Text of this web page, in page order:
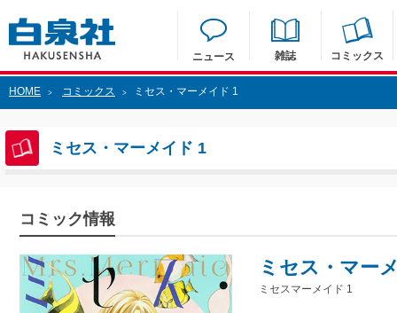
ニュース 雑誌 コミックス
HOME > コミックス > ミセス・マーメイド 1
ミセス・マーメイド 1
コミック情報
ミセス・マー
ミセスマーメイド 1